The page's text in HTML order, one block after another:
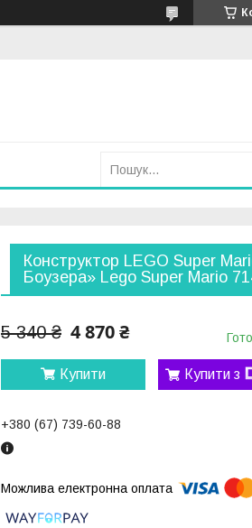
Конструктор LEGO Super
Боузера» Lego Super Mario
5 340 ₴ 4 870 ₴
Купити Купити з
+380 (67) 739-60-88